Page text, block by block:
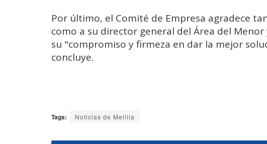
Por último, el Comité de Empresa agradece
como a su director general del Área del Menor
su "compromiso y firmeza en dar la mejor
concluye.
Tags: Noticias de Melilla